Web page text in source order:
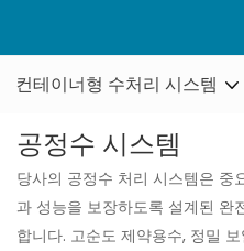
컨테이너형 수처리 시스템
공정수 시스템
당사의 공정수 처리 시스템은 중
과 성능을 보장하도록 설계된 완
합니다. 고순도 제약용수, 정밀